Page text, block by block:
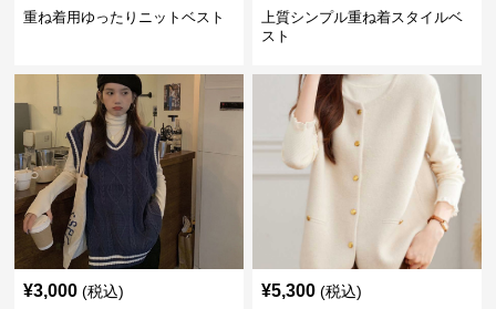
重ね着用ゆったりニットベスト
上質シンプル重ね着スタイルベ
スト
¥3,000 (税込) ¥5,300 (税込)